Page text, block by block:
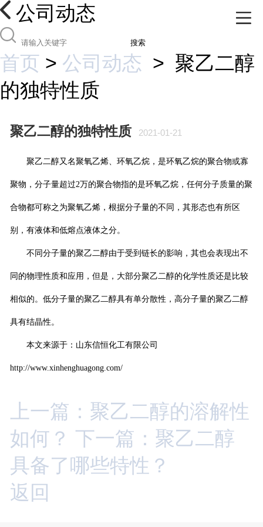
公司动态
搜索
首页 > 公司动态 > 聚乙二醇
的独特性质
聚乙二醇的独特性质 2021-01-21
聚乙二醇又名聚氧乙烯、环氧乙烷，是环氧乙烷的聚合物或寡
聚物，分子量超过2万的聚合物指的是环氧乙烷，任何分子质量的聚
合物都可称之为聚氧乙烯，根据分子量的不同，其形态也有所区
别，有液体和低熔点液体之分。
不同分子量的聚乙二醇由于受到链长的影响，其也会表现出不
同的物理性质和应用，但是，大部分聚乙二醇的化学性质还是比较
相似的。低分子量的聚乙二醇具有单分散性，高分子量的聚乙二醇
具有结晶性。
本文来源于：山东信恒化工有限公司
http://www.xinhenghuagong.com/
上一篇：聚乙二醇的溶解性
如何？ 下一篇：聚乙二醇
具备了哪些特性？
返回